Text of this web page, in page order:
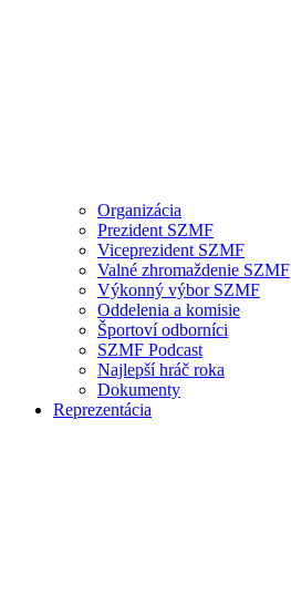
Organizácia
Prezident SZMF
Viceprezident SZMF
Valné zhromaždenie SZMF
Výkonný výbor SZMF
Oddelenia a komisie
Športoví odborníci
SZMF Podcast
Najlepší hráč roka
Dokumenty
Reprezentácia